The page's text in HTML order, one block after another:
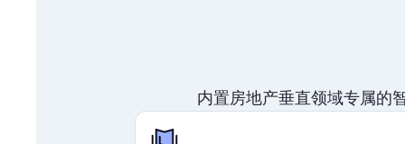
内置房地产垂直领域专属的